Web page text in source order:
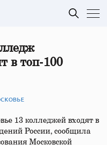
в топ‑100
13 колледжей входят в
России, сообщила
Московской